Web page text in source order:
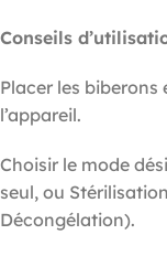
Conseils
Placer les biberons
l’appareil.
Choisir le mode
seul, ou
Décongélation).